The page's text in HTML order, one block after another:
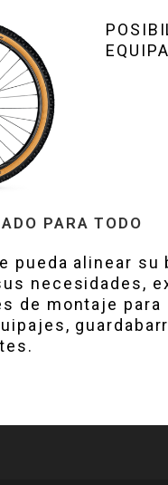
PARA TODO
pueda alinear su
necesidades,
de montaje para